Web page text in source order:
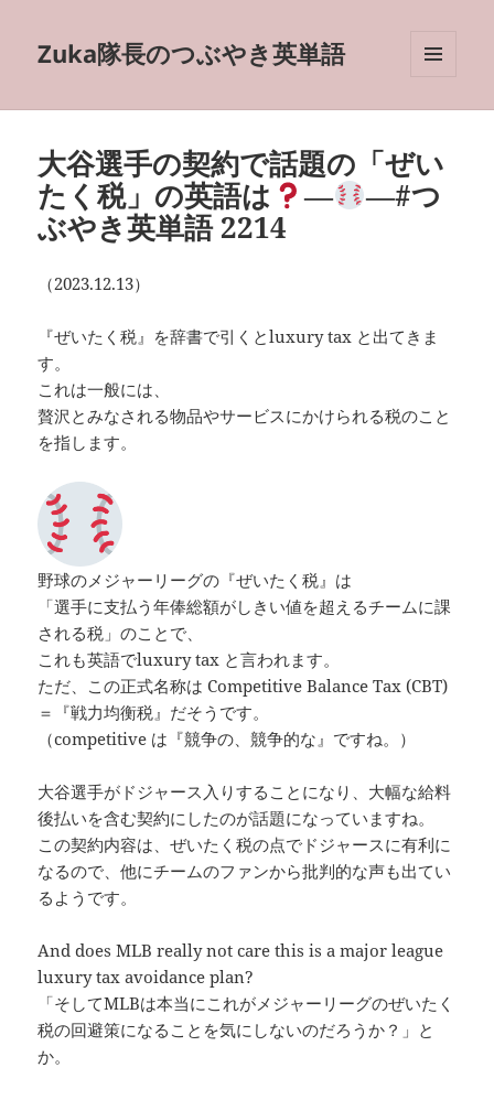
Zuka隊長のつぶやき英単語
ーとウ
大谷選手の契約で話題の「ぜい
たく税」の英語は
―
―#つ
ぶやき英単語 2214
（2023.12.13）
『ぜいたく税』を辞書で引くとluxury tax と出てきま
す。
これは一般には、
贅沢とみなされる物品やサービスにかけられる税のこと
を指します。
野球のメジャーリーグの『ぜいたく税』は
「選手に支払う年俸総額がしきい値を超えるチームに課
される税」のことで、
これも英語でluxury tax と言われます。
ただ、この正式名称は Competitive Balance Tax (CBT)
＝『戦力均衡税』だそうです。
（competitive は『競争の、競争的な』ですね。）
大谷選手がドジャース入りすることになり、大幅な給料
後払いを含む契約にしたのが話題になっていますね。
この契約内容は、ぜいたく税の点でドジャースに有利に
なるので、他にチームのファンから批判的な声も出てい
るようです。
And does MLB really not care this is a major league
luxury tax avoidance plan?
「そしてMLBは本当にこれがメジャーリーグのぜいたく
税の回避策になることを気にしないのだろうか？」と
か。